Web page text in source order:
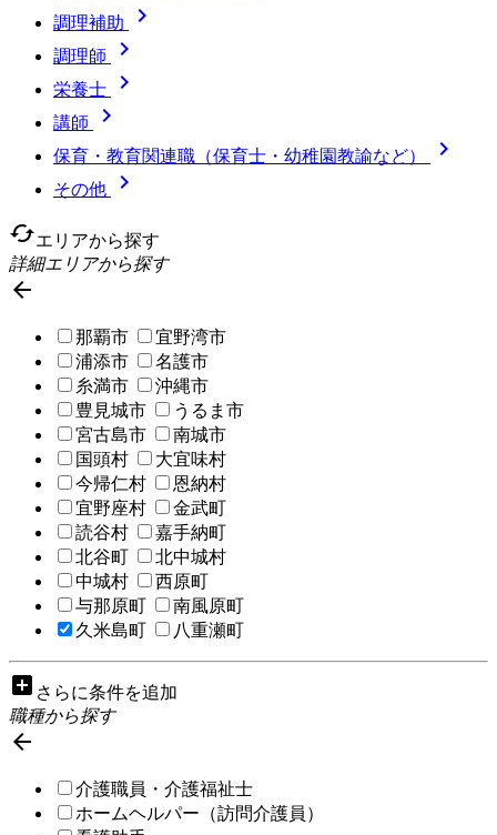
調理補助 
調理師 
栄養士 
講師 
保育・教育関連職（保育士・幼稚園教諭など） 
その他

cachedエリアから探す
詳細エリアから探す

那覇市
宜野湾市
浦添市
名護市
糸満市
沖縄市
豊見城市
うるま市
宮古島市
南城市
国頭村
大宜味村
今帰仁村
恩納村
宜野座村
金武町
読谷村
嘉手納町
北谷町
北中城村
中城村
西原町
与那原町
南風原町
久米島町
八重瀬町
add_box さらに条件を追加
職種から探す

介護職員・介護福祉士
ホームヘルパー（訪問介護員）